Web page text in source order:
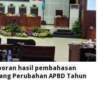
hasil pembahasan
Perubahan APBD Tahun